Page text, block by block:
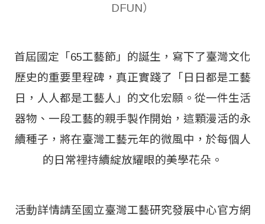
DFUN）
首屆國定「65工藝節」的誕生，寫下了臺灣文化
歷史的重要里程碑，真正實踐了「日日都是工藝
日，人人都是工藝人」的文化宏願。從一件生活
器物、一段工藝的親手製作開始，這顆漫活的永
續種子，將在臺灣工藝元年的微風中，於每個人
的日常裡持續綻放耀眼的美學花朵。
活動詳情請至國立臺灣工藝研究發展中心官方網